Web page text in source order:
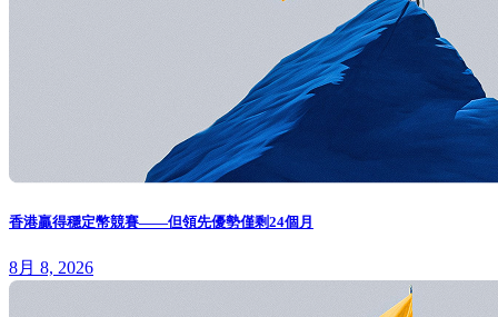
香港贏得穩定幣競賽——但領先優勢僅剩24個月
8月 8, 2026